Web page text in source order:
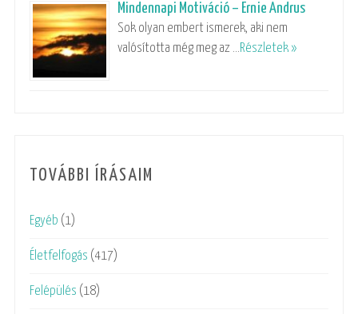
Mindennapi Motiváció – Ernie Andrus
Sok olyan embert ismerek, aki nem
valósította még meg az …Részletek »
TOVÁBBI ÍRÁSAIM
Egyéb (1)
Életfelfogás (417)
Felépülés (18)